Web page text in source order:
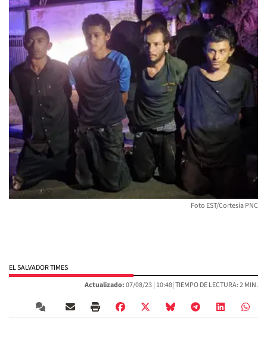
Foto EST/Cortesía PNC
EL SALVADOR TIMES
Actualizado:07/08/23 | 10:48| TIEMPO DE LECTURA: 2 MIN.